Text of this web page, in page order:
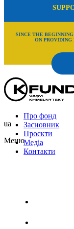
SINCE THE
ON
Про фонд
Засновник
Проєкти
Медіа
Контакти
ua
Меню